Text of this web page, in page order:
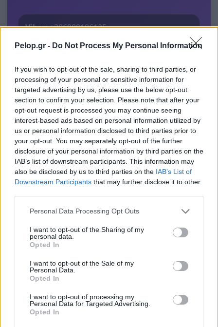
Pelop.gr - Do Not Process My Personal Information
If you wish to opt-out of the sale, sharing to third parties, or
processing of your personal or sensitive information for
targeted advertising by us, please use the below opt-out
section to confirm your selection. Please note that after your
opt-out request is processed you may continue seeing
interest-based ads based on personal information utilized by
us or personal information disclosed to third parties prior to
your opt-out. You may separately opt-out of the further
disclosure of your personal information by third parties on the
IAB’s list of downstream participants. This information may
also be disclosed by us to third parties on the IAB’s List of
Downstream Participants that may further disclose it to other
Please note that this website/app uses one or more Google
not limited to your visit or usage behaviour. You may click to
grant or deny consent to Google and its third-party tags to
use your data for below specified purposes in below Google
consent section.
Personal Data Processing Opt Outs
I want to opt-out of the Sharing of my
personal data.
Opted In
I want to opt-out of the Sale of my
Personal Data.
Opted In
I want to opt-out of processing my
Personal Data for Targeted Advertising.
Opted In
Viber:+306909196125
Στείλε μήνυμα στο Viber
Ακολουθήστε μας για όλες τιςειδήσειςστο Bing News
και το Google News